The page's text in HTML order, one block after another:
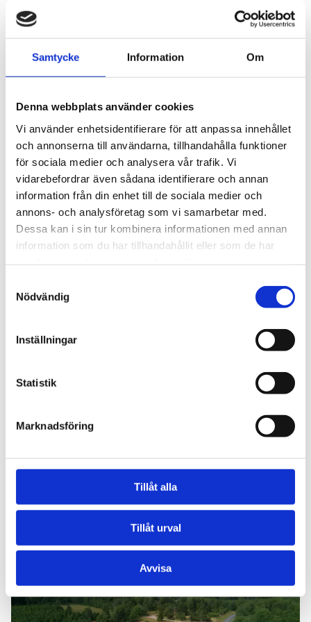
Samtycke Information Om
Denna webbplats använder cookies
Vi använder enhetsidentifierare för att anpassa innehållet
och annonserna till användarna, tillhandahålla funktioner
för sociala medier och analysera vår trafik. Vi
vidarebefordrar även sådana identifierare och annan
information från din enhet till de sociala medier och
annons- och analysföretag som vi samarbetar med.
Dessa kan i sin tur kombinera informationen med annan
information som du har tillhandahållit eller som de har
Nödvändig
Inställningar
Statistik
Marknadsföring
Tillåt alla
Tillåt urval
Avvisa
Här hittar du alla våra aktuella webbinarier och
event.
Aktuella nyheter
MLC Transport låter elever växa in i
För MLC Transport i Västerås är APL en naturlig del av
företagets långsiktiga arbete med
kompetensförsörjning. Genom ett nära samarbete
med transportutbildningar vill företaget ge elever
en bra start i yrkeslivet och samtidigt bidra till att
säkra framtidens kompetens i åkerinäringen.– Vi ser
praktik, utan som en långsiktig investering i både
vårt företag och i hela transportbranschen, säger
Läs mer